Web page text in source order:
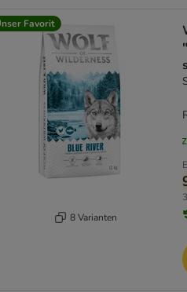
Favorit
8 Varianten